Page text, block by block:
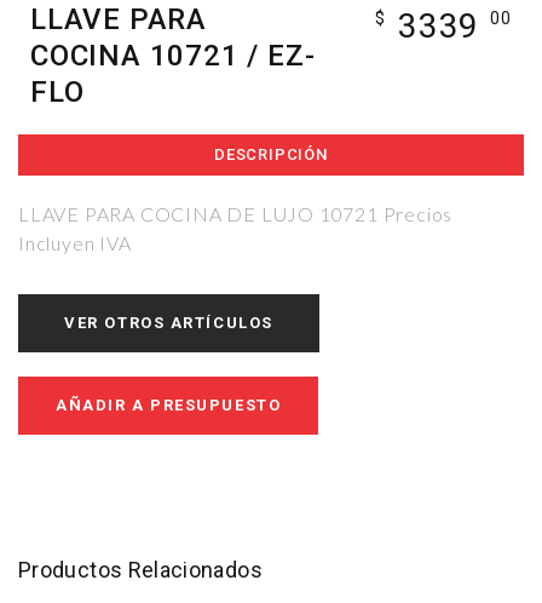
LLAVE PARA
COCINA 10721 / EZ-
FLO
$ 3339 00
DESCRIPCIÓN
LLAVE PARA COCINA DE LUJO 10721 Precios
Incluyen IVA
VER OTROS ARTÍCULOS
AÑADIR A PRESUPUESTO
Productos Relacionados